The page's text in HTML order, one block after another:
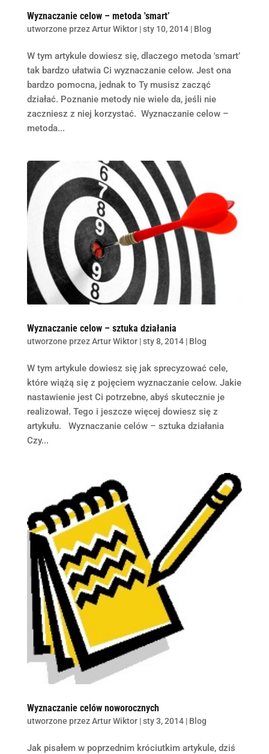
Wyznaczanie celow – metoda 'smart’
utworzone przezArtur Wiktor|sty 10, 2014| Blog
W tym artykule dowiesz się, dlaczego metoda 'smart’
tak bardzo ułatwia Ci wyznaczanie celow. Jest ona
bardzo pomocna, jednak to Ty musisz zacząć
działać. Poznanie metody nie wiele da, jeśli nie
zaczniesz z niej korzystać. Wyznaczanie celow –
metoda...
Wyznaczanie celow – sztuka działania
utworzone przezArtur Wiktor|sty 8, 2014| Blog
W tym artykule dowiesz się jak sprecyzować cele,
które wiążą się z pojęciem wyznaczanie celow. Jakie
nastawienie jest Ci potrzebne, abyś skutecznie je
realizował. Tego i jeszcze więcej dowiesz się z
artykułu. Wyznaczanie celów – sztuka działania
Czy...
Wyznaczanie celów noworocznych
utworzone przezArtur Wiktor|sty 3, 2014| Blog
Jak pisałem w poprzednim króciutkim artykule, dziś